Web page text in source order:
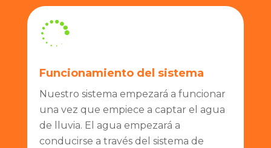

Funcionamiento del sistema
Nuestro sistema empezará a funcionar
una vez que empiece a captar el agua
de lluvia. El agua empezará a
conducirse a través del sistema de